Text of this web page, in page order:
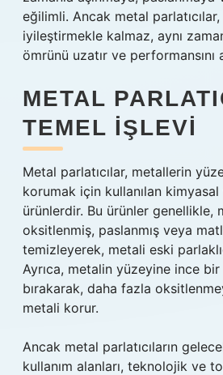
eğilimli. Ancak metal
iyileştirmekle kalmaz, aynı
ömrünü uzatır ve performansını
METAL
TEMEL İŞLEVI
Metal parlatıcılar, metallerin
korumak için kullanılan
ürünlerdir. Bu ürünler genellikle,
oksitlenmiş, paslanmış veya
temizleyerek, metali eski
Ayrıca, metalin yüzeyine ince
bırakarak, daha fazla
metali korur.
Ancak metal parlatıcıların
kullanım alanları, teknolojik ve